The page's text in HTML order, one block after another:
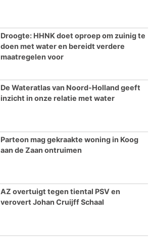
Droogte: HHNK doet oproep om zuinig te
doen met water en bereidt verdere
maatregelen voor
De Wateratlas van Noord-Holland geeft
inzicht in onze relatie met water
Parteon mag gekraakte woning in Koog
aan de Zaan ontruimen
AZ overtuigt tegen tiental PSV en
verovert Johan Cruijff Schaal